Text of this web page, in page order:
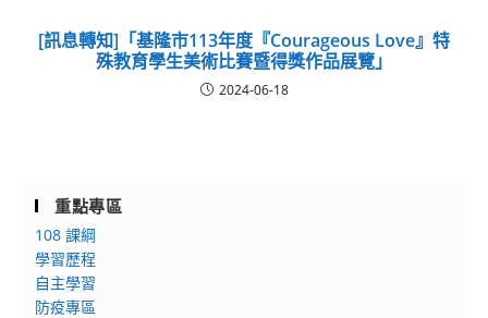
[訊息轉知]「基隆市113年度『Courageous Love』特
殊教育學生美術比賽暨得獎作品展覽」
2024-06-18
重點專區
108 課綱
學習歷程
自主學習
防疫專區